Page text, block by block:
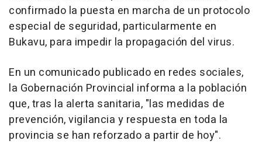
confirmado la puesta en marcha de un protocolo
especial de seguridad, particularmente en
Bukavu, para impedir la propagación del virus.
En un comunicado publicado en redes sociales,
la Gobernación Provincial informa a la población
que, tras la alerta sanitaria, "las medidas de
prevención, vigilancia y respuesta en toda la
provincia se han reforzado a partir de hoy".